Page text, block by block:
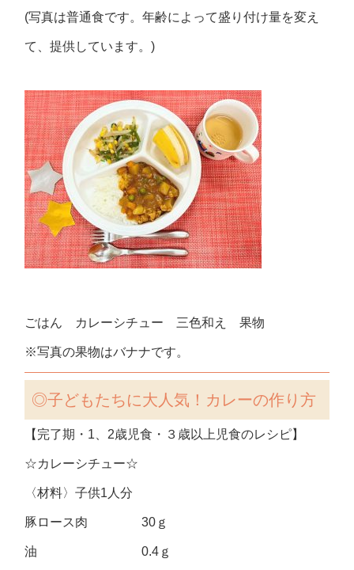
(写真は普通食です。年齢によって盛り付け量を変え
て、提供しています。)
ごはん カレーシチュー 三色和え 果物
※写真の果物はバナナです。
◎子どもたちに大人気！カレーの作り方
【完了期・1、2歳児食・３歳以上児食のレシピ】
☆カレーシチュー☆
〈材料〉子供1人分
豚ロース肉 30ｇ
油 0.4ｇ